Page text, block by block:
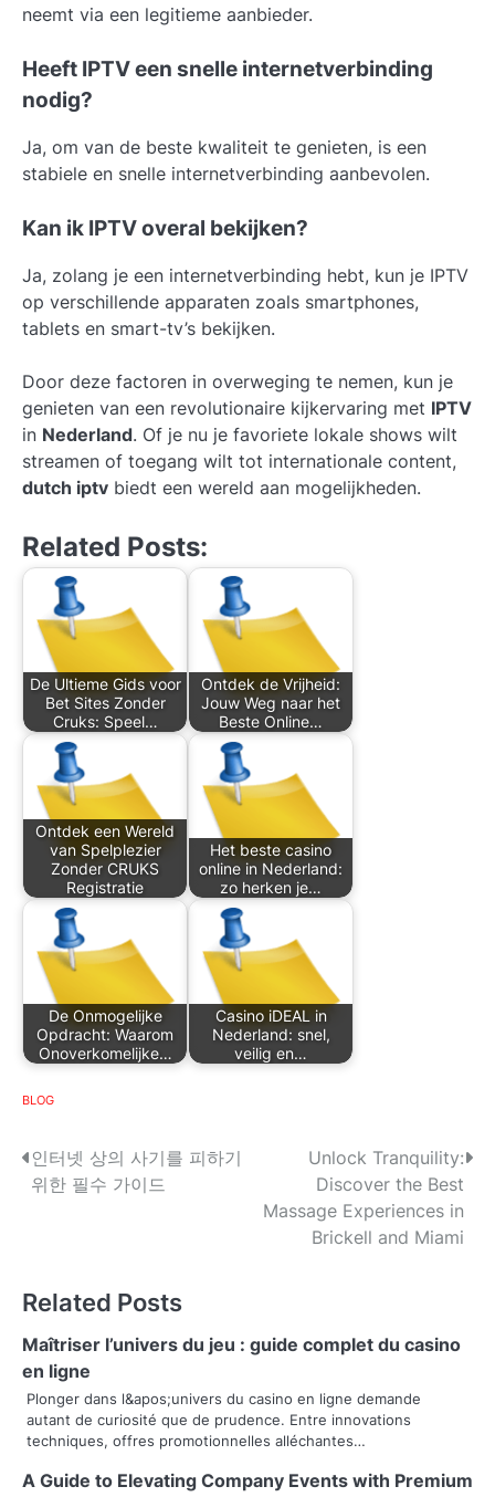
neemt via een legitieme aanbieder.
Heeft IPTV een snelle internetverbinding
nodig?
Ja, om van de beste kwaliteit te genieten, is een
stabiele en snelle internetverbinding aanbevolen.
Kan ik IPTV overal bekijken?
Ja, zolang je een internetverbinding hebt, kun je IPTV
op verschillende apparaten zoals smartphones,
tablets en smart-tv’s bekijken.
Door deze factoren in overweging te nemen, kun je
genieten van een revolutionaire kijkervaring met IPTV
in Nederland. Of je nu je favoriete lokale shows wilt
streamen of toegang wilt tot internationale content,
dutch iptv biedt een wereld aan mogelijkheden.
Related Posts:
De Ultieme Gids voor
Bet Sites Zonder
Cruks: Speel…
Ontdek de Vrijheid:
Jouw Weg naar het
Beste Online…
Ontdek een Wereld
van Spelplezier
Zonder CRUKS
Registratie
Het beste casino
online in Nederland:
zo herken je…
De Onmogelijke
Opdracht: Waarom
Onoverkomelijke…
Casino iDEAL in
Nederland: snel,
veilig en…
BLOG
P
o
n
a
v
i
g
인터넷 상의 사기를 피하기
위한 필수 가이드
Unlock Tranquility:
Discover the Best
Massage Experiences in
Brickell and Miami
Related Posts
Maîtriser l’univers du jeu : guide complet du casino
en ligne
Plonger dans l&apos;univers du casino en ligne demande
autant de curiosité que de prudence. Entre innovations
techniques, offres promotionnelles alléchantes…
A Guide to Elevating Company Events with Premium